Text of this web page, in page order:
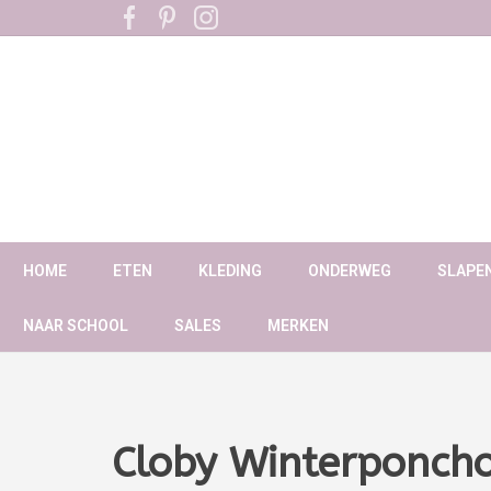
HOME ETEN KLEDING ONDERWEG
NAAR SCHOOL SALES MERKEN
Cloby